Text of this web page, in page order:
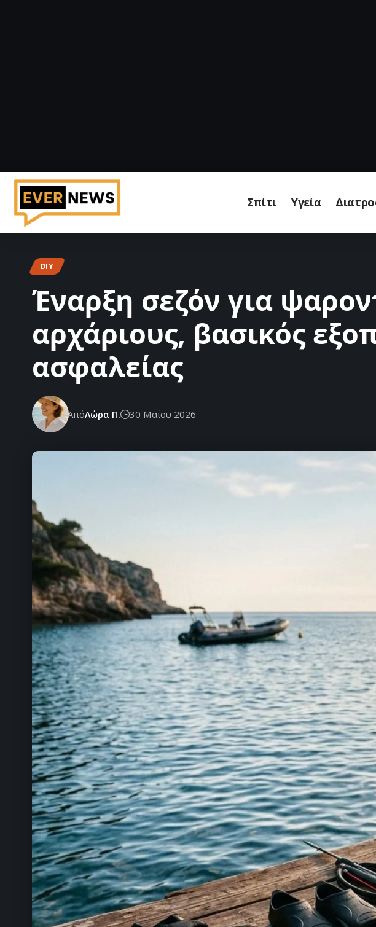
Σπίτι Υγεία
DIY
Έναρξη σεζόν για
αρχάριους, βασικός
ασφαλείας
ΑπόΛώρα Π. 30 Μαΐου 2026